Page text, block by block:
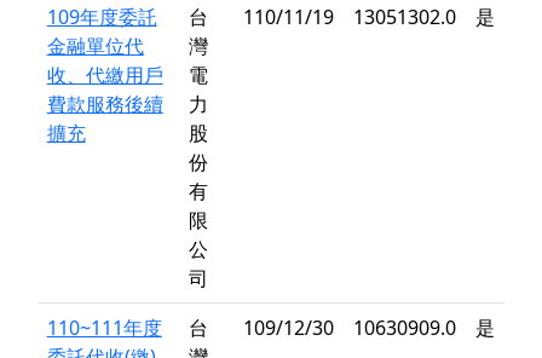
109年度委託
金融單位代
收、代繳用戶
費款服務後續
擴充
台
灣
電
力
股
份
有
限
公
司
110/11/19 13051302.0 是
110~111年度
台
109/12/30 10630909.0 是